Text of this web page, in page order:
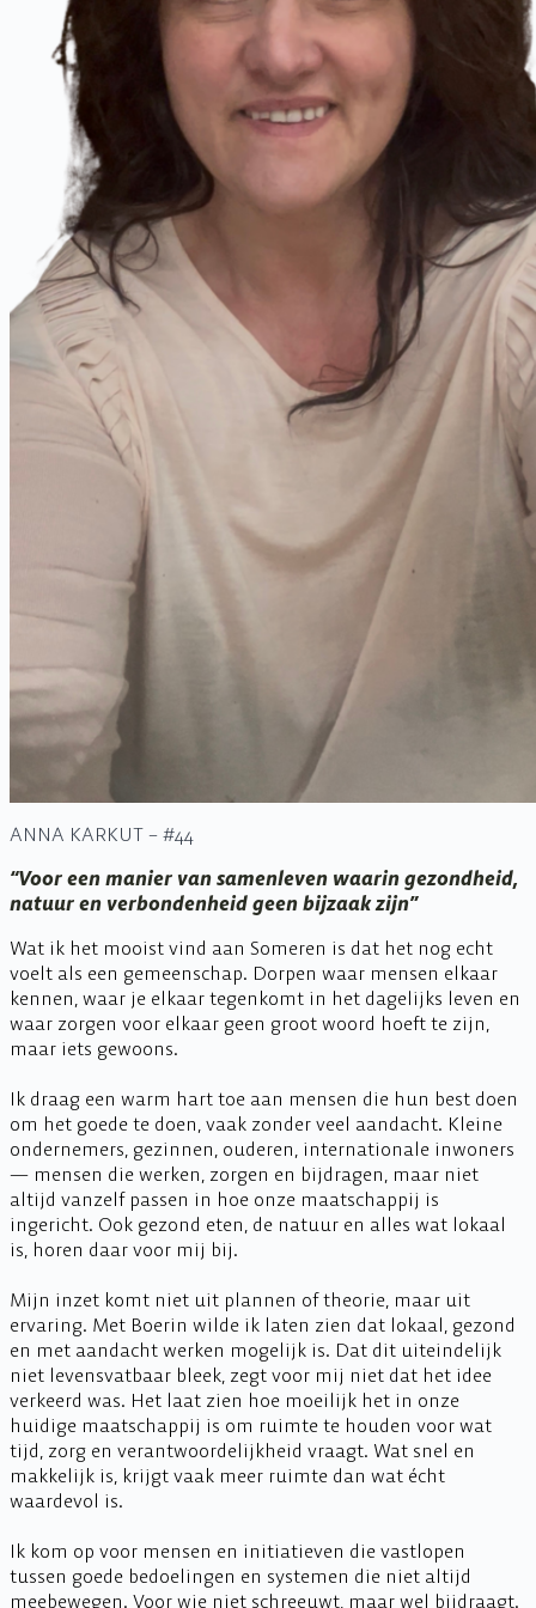
ANNA KARKUT – #44
“Voor een manier van samenleven waarin gezondheid,
natuur en verbondenheid geen bijzaak zijn”
Wat ik het mooist vind aan Someren is dat het nog echt
voelt als een gemeenschap. Dorpen waar mensen elkaar
kennen, waar je elkaar tegenkomt in het dagelijks leven en
waar zorgen voor elkaar geen groot woord hoeft te zijn,
maar iets gewoons.
Ik draag een warm hart toe aan mensen die hun best doen
om het goede te doen, vaak zonder veel aandacht. Kleine
ondernemers, gezinnen, ouderen, internationale inwoners
— mensen die werken, zorgen en bijdragen, maar niet
altijd vanzelf passen in hoe onze maatschappij is
ingericht. Ook gezond eten, de natuur en alles wat lokaal
is, horen daar voor mij bij.
Mijn inzet komt niet uit plannen of theorie, maar uit
ervaring. Met Boerin wilde ik laten zien dat lokaal, gezond
en met aandacht werken mogelijk is. Dat dit uiteindelijk
niet levensvatbaar bleek, zegt voor mij niet dat het idee
verkeerd was. Het laat zien hoe moeilijk het in onze
huidige maatschappij is om ruimte te houden voor wat
tijd, zorg en verantwoordelijkheid vraagt. Wat snel en
makkelijk is, krijgt vaak meer ruimte dan wat écht
waardevol is.
Ik kom op voor mensen en initiatieven die vastlopen
tussen goede bedoelingen en systemen die niet altijd
meebewegen. Voor wie niet schreeuwt, maar wel bijdraagt.